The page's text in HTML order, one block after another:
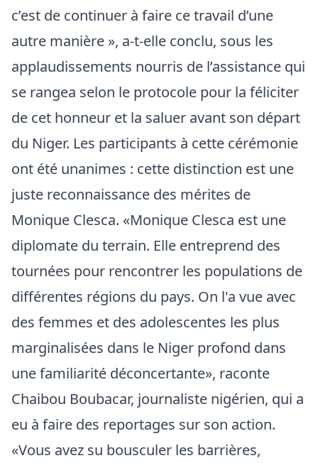
c’est de continuer à faire ce travail d’une
autre manière », a-t-elle conclu, sous les
applaudissements nourris de l’assistance qui
se rangea selon le protocole pour la féliciter
de cet honneur et la saluer avant son départ
du Niger. Les participants à cette cérémonie
ont été unanimes : cette distinction est une
juste reconnaissance des mérites de
Monique Clesca. «Monique Clesca est une
diplomate du terrain. Elle entreprend des
tournées pour rencontrer les populations de
différentes régions du pays. On l'a vue avec
des femmes et des adolescentes les plus
marginalisées dans le Niger profond dans
une familiarité déconcertante», raconte
Chaibou Boubacar, journaliste nigérien, qui a
eu à faire des reportages sur son action.
«Vous avez su bousculer les barrières,